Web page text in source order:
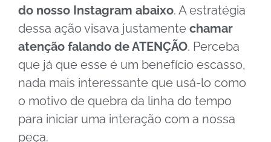
do nosso Instagram abaixo. A estratégia
dessa ação visava justamente chamar
atenção falando de ATENÇÃO. Perceba
que já que esse é um benefício escasso,
nada mais interessante que usá-lo como
o motivo de quebra da linha do tempo
para iniciar uma interação com a nossa
peça.